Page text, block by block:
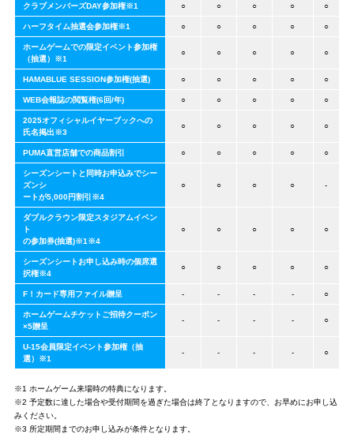
クラブメンバーズDAY参加権※1 ○ ○ ○ ○ ○
ハーフタイム抽選会参加権※1 ○ ○ ○ ○ ○
ホームゲームでの限定イベント参加権
（抽選）※1
○ ○ ○ ○ ○
HAMABLUE SESSION参加権(抽選) ○ ○ ○ ○ ○
WEB会報誌の閲覧権(6回/年) ○ ○ ○ ○ ○
2025オフィシャルイヤーブックへの
氏名掲出※3
○ ○ ○ ○ ○
PUMA直営店舗での商品割引 ○ ○ ○ ○ ○
シーズンシートと同時お申込みでシー
ズンシ
ートが5,000円割引※4
○ ○ ○ ○ -
ダブルクラウン限定スタジアムイベン
ト
の参加券(抽選)※1※4
○ ○ ○ ○ ○
シーズンシートお申し込み時の個席選
択権※4
○ ○ ○ ○ ○
F！カード専用ファイル贈呈 - - - - ○
ホームゲームチケットご招待クーポン
×5贈呈
- - - - ○
U-15会員限定イベント参加権（抽
選）※1
- - - - ○
※1 ホームゲーム来場時の特典になります。
※2 予定数に達した場合や受付期間を過ぎた場合は終了となりますので、お早めにお申し込
みください。
※3 所定期間までのお申し込みが条件となります。